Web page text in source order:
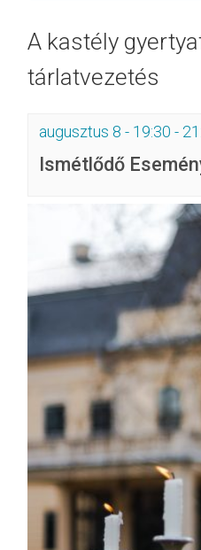
A kastély
tárlatvezetés
augusztus 8 - 19:30 -
Ismétlődő